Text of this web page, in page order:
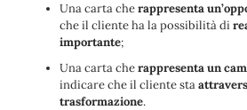
Una carta cherappresenta
che il cliente ha la possibilità di
importante;
Una carta cherappresenta un
indicare che il cliente sta
trasformazione.